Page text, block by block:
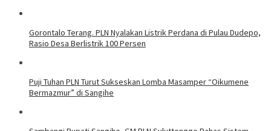
Gorontalo Terang. PLN Nyalakan Listrik Perdana di Pulau Dudepo,
Rasio Desa Berlistrik 100 Persen
Puji Tuhan PLN Turut Sukseskan Lomba Masamper “Oikumene
Bermazmur” di Sangihe